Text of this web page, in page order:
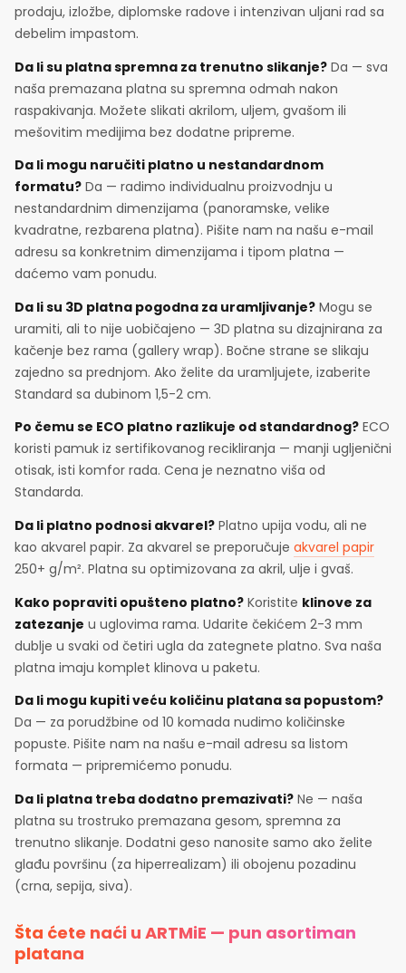
prodaju, izložbe, diplomske radove i intenzivan uljani rad sa
debelim impastom.
Da li su platna spremna za trenutno slikanje? Da — sva
naša premazana platna su spremna odmah nakon
raspakivanja. Možete slikati akrilom, uljem, gvašom ili
mešovitim medijima bez dodatne pripreme.
Da li mogu naručiti platno u nestandardnom
formatu? Da — radimo individualnu proizvodnju u
nestandardnim dimenzijama (panoramske, velike
kvadratne, rezbarena platna). Pišite nam na našu e-mail
adresu sa konkretnim dimenzijama i tipom platna —
daćemo vam ponudu.
Da li su 3D platna pogodna za uramljivanje? Mogu se
uramiti, ali to nije uobičajeno — 3D platna su dizajnirana za
kačenje bez rama (gallery wrap). Bočne strane se slikaju
zajedno sa prednjom. Ako želite da uramljujete, izaberite
Standard sa dubinom 1,5-2 cm.
Po čemu se ECO platno razlikuje od standardnog? ECO
koristi pamuk iz sertifikovanog recikliranja — manji ugljenični
otisak, isti komfor rada. Cena je neznatno viša od
Standarda.
Da li platno podnosi akvarel? Platno upija vodu, ali ne
kao akvarel papir. Za akvarel se preporučuje akvarel papir
250+ g/m². Platna su optimizovana za akril, ulje i gvaš.
Kako popraviti opušteno platno? Koristite klinove za
zatezanje u uglovima rama. Udarite čekićem 2-3 mm
dublje u svaki od četiri ugla da zategnete platno. Sva naša
platna imaju komplet klinova u paketu.
Da li mogu kupiti veću količinu platana sa popustom?
Da — za porudžbine od 10 komada nudimo količinske
popuste. Pišite nam na našu e-mail adresu sa listom
formata — pripremićemo ponudu.
Da li platna treba dodatno premazivati? Ne — naša
platna su trostruko premazana gesom, spremna za
trenutno slikanje. Dodatni geso nanosite samo ako želite
glađu površinu (za hiperrealizam) ili obojenu pozadinu
(crna, sepija, siva).
Šta ćete naći u ARTMiE — pun asortiman
platana